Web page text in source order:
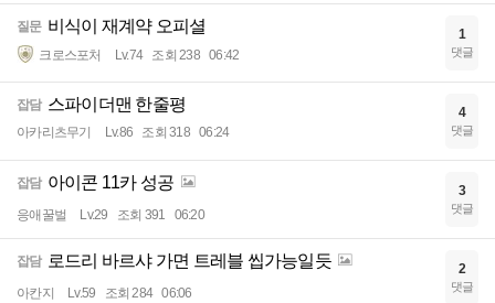
질문 비식이 재계약 오피셜
크로스포처 Lv.74 조회 238 06:42
1
댓글
잡담 스파이더맨 한줄평
아카리츠무기 Lv.86 조회 318 06:24
4
댓글
잡담 아이콘 11카 성공
응애꿀벌 Lv.29 조회 391 06:20
3
댓글
잡담 로드리 바르샤 가면 트레블 씹가능일듯
아칸지 Lv.59 조회 284 06:06
2
댓글